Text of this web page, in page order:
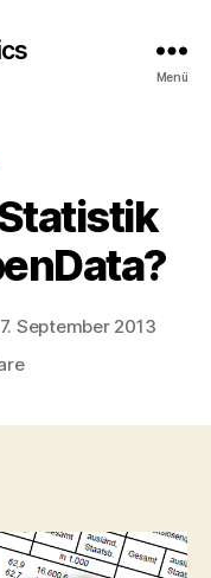
Menü
September 2013
zu